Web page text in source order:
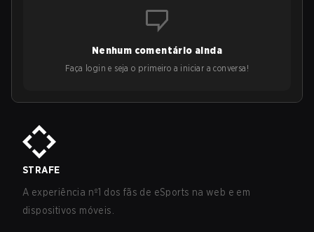
Nenhum comentário ainda
Faça login e seja o primeiro a iniciar a conversa!
STRAFE
A experiência nº1 dos fãs de eSports na web e em
dispositivos móveis.